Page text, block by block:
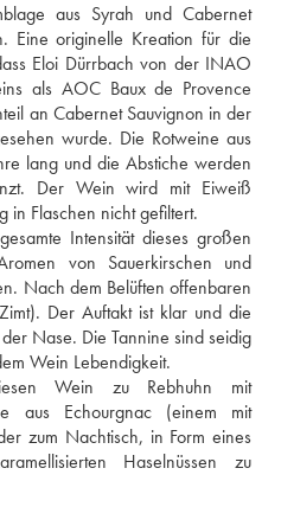
aus Syrah und Cabernet
Eine originelle Kreation für die
Eloi Dürrbach von der INAO
als AOC Baux de Provence
an Cabernet Sauvignon in der
wurde. Die Rotweine aus
lang und die Abstiche werden
Der Wein wird mit Eiweiß
in Flaschen nicht gefiltert.
Intensität dieses großen
von Sauerkirschen und
Nach dem Belüften offenbaren
Der Auftakt ist klar und die
Nase. Die Tannine sind seidig
Wein Lebendigkeit.
Wein zu Rebhuhn mit
aus Echourgnac (einem mit
zum Nachtisch, in Form eines
Haselnüssen zu